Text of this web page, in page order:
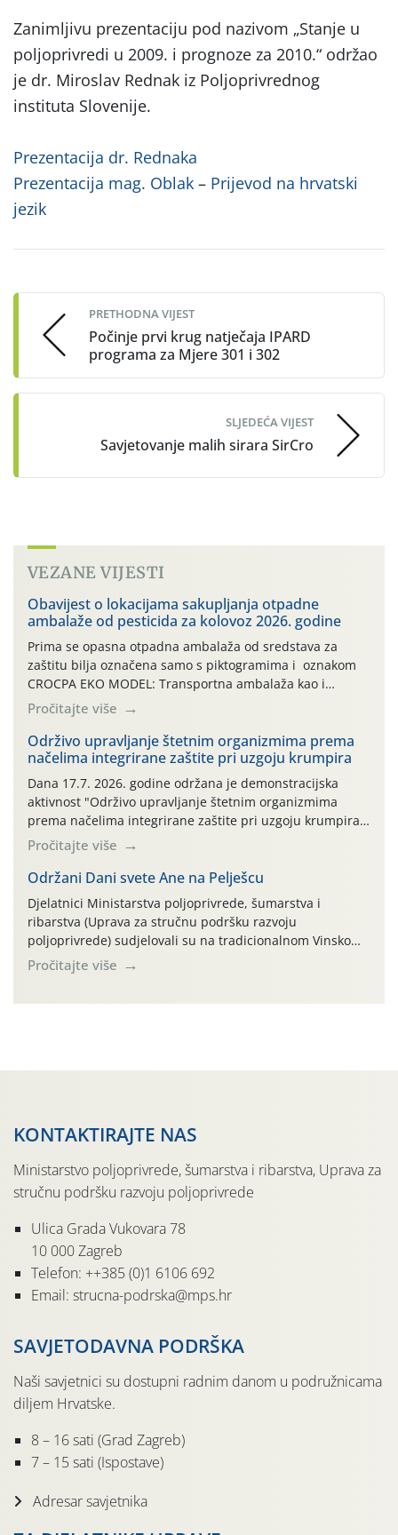
Zanimljivu prezentaciju pod nazivom „Stanje u
poljoprivredi u 2009. i prognoze za 2010.“ održao
je dr. Miroslav Rednak iz Poljoprivrednog
instituta Slovenije.
Prezentacija dr. Rednaka
Prezentacija mag. Oblak – Prijevod na hrvatski
jezik
navigation
PRETHODNA VIJEST
Počinje prvi krug natječaja IPARD
programa za Mjere 301 i 302
SLJEDEĆA VIJEST
Savjetovanje malih sirara SirCro
VEZANE VIJESTI
Obavijest o lokacijama sakupljanja otpadne
ambalaže od pesticida za kolovoz 2026. godine
Prima se opasna otpadna ambalaža od sredstava za
zaštitu bilja označena samo s piktogramima i oznakom
CROCPA EKO MODEL: Transportna ambalaža kao i
ambalaža drugih proizvoda koji nisu sredstva za zaštitu
bilja (npr. ambalaža od mineralnih gnojiva,) se ne
prihvaća. Korisnicima je osiguran besplatni povrat
prazne ambalaže isključivo ovih tvrtki: AGROCHEM-MAKS,
AGRONOM, ALBAUGH TKI* (PINUS […]
Pročitajte više
Održivo upravljanje štetnim organizmima prema
načelima integrirane zaštite pri uzgoju krumpira
Dana 17.7. 2026. godine održana je demonstracijska
aktivnost "Održivo upravljanje štetnim organizmima
prema načelima integrirane zaštite pri uzgoju krumpira"
na pokusnom polju "Poredje", kraj naselja Belica (ARKOD
parcela ID 2445031) (središnji dio Međimurske županije).
Pročitajte više
Održani Dani svete Ane na Pelješcu
Djelatnici Ministarstva poljoprivrede, šumarstva i
ribarstva (Uprava za stručnu podršku razvoju
poljoprivrede) sudjelovali su na tradicionalnom Vinskom
forumu, održanom 24.07.2026. godine u Domu vinarske
tradicije u Putnikovićima na poluotoku Pelješcu, u
Pročitajte više
KONTAKTIRAJTE NAS
Ministarstvo poljoprivrede, šumarstva i ribarstva, Uprava za
stručnu podršku razvoju poljoprivrede
Ulica Grada Vukovara 78
10 000 Zagreb
Telefon: ++385 (0)1 6106 692
Email: strucna-podrska@mps.hr
SAVJETODAVNA PODRŠKA
Naši savjetnici su dostupni radnim danom u podružnicama
diljem Hrvatske.
8 – 16 sati (Grad Zagreb)
7 – 15 sati (Ispostave)
Adresar savjetnika